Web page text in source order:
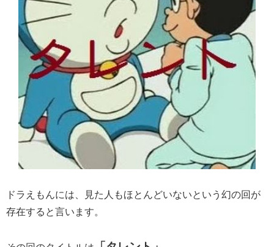
ドラえもんには、見た人もほとんどいないという幻の回が
存在すると言います。